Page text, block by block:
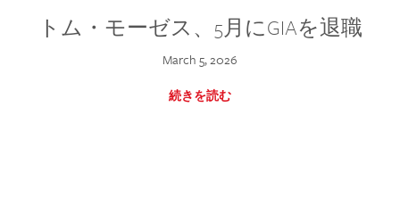
トム・モーゼス、5月にGIAを退職
March 5, 2026
続きを読む